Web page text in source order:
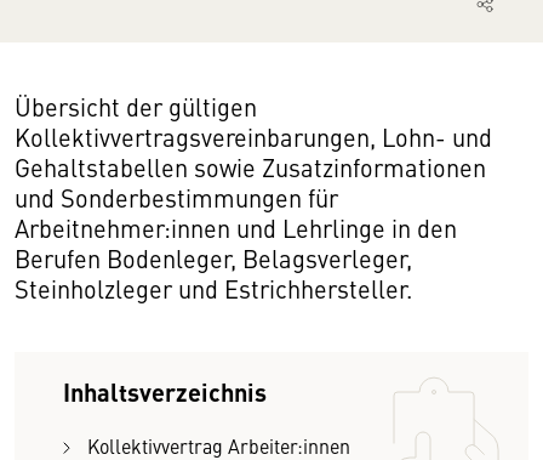
Übersicht der gültigen
Kollektivvertragsvereinbarungen, Lohn- und
Gehaltstabellen sowie Zusatzinformationen
und Sonderbestimmungen für
Arbeitnehmer:innen und Lehrlinge in den
Berufen Bodenleger, Belagsverleger,
Steinholzleger und Estrichhersteller.
Inhaltsverzeichnis
Kollektivvertrag Arbeiter:innen